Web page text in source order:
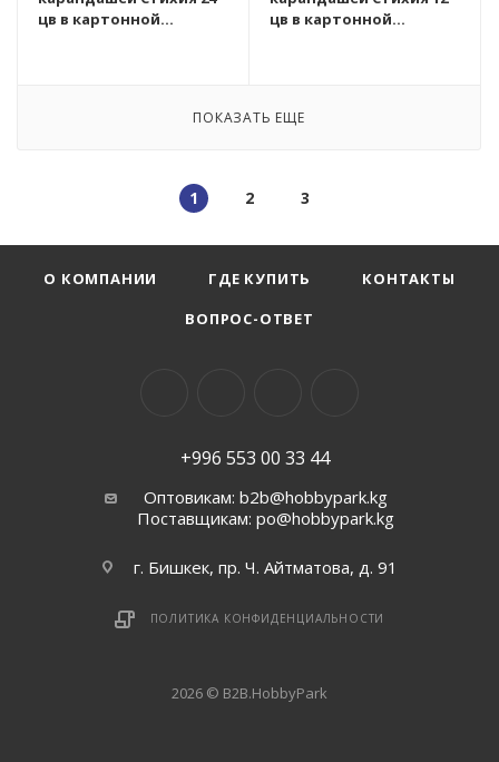
цв в картонной
цв в картонной
ПОКАЗАТЬ ЕЩЕ
1 2 3
О КОМПАНИИ ГДЕ КУПИТЬ
КОНТАКТЫ
ВОПРОС-ОТВЕТ
+996 553 00 33 44
Оптовикам: b2b@hobbypark.kg
Поставщикам: po@hobbypark.kg
г. Бишкек, пр. Ч. Айтматова, д. 91
ПОЛИТИКА КОНФИДЕНЦИАЛЬНОСТИ
2026 © B2B.HobbyPark